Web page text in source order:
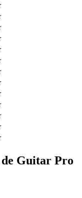
Guitar Pro